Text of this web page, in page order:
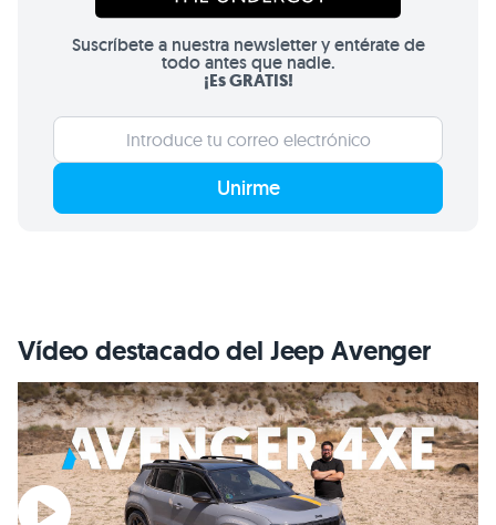
Suscríbete a nuestra newsletter y entérate de
todo antes que nadie.
¡Es GRATIS!
Unirme
Vídeo destacado del Jeep Avenger